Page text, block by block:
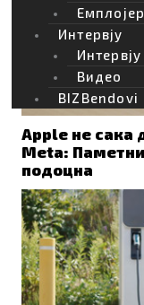
Интервју
Интервју
Видео
BIZBendovi
Apple не сака
Meta:
подоцна